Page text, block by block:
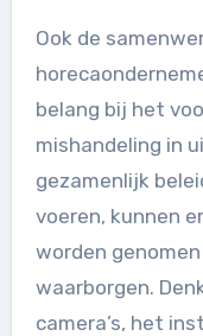
Ook de
belang bij het
mishandeling in
gezamenlijk
voeren, kunnen
worden
waarborgen.
camera’s, het